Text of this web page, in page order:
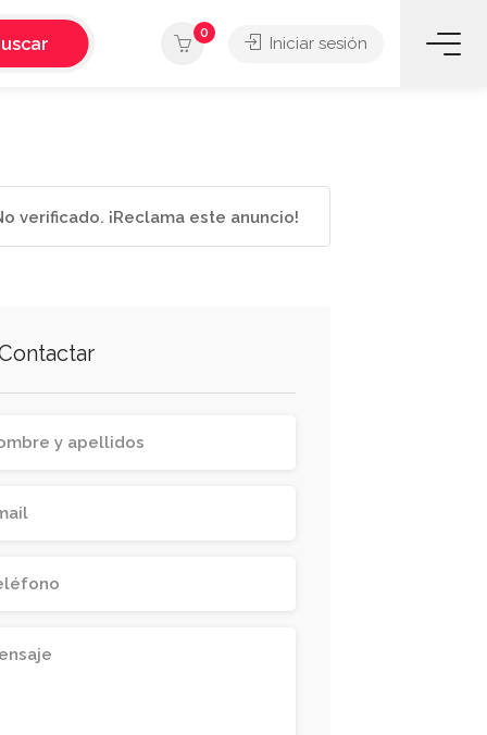
0
Iniciar sesión
verificado. ¡Reclama este anuncio!